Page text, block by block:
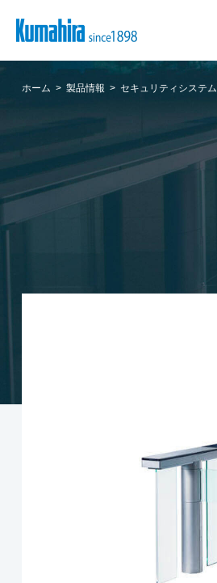
ホーム 製品情報 セキュリティシステム